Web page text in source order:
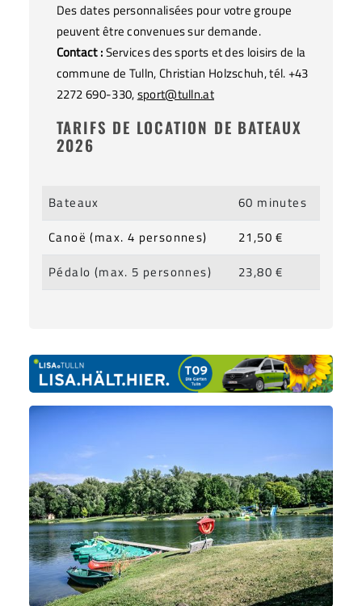
Des dates personnalisées pour votre groupe
peuvent être convenues sur demande.
Contact :Services des sports et des loisirs de la
commune de Tulln, Christian Holzschuh, tél. +43
2272 690-330,sport@tulln.at
TARIFS DE LOCATION DE BATEAUX
2026
Bateaux
60 minutes
Canoë (max. 4 personnes)
21,50 €
Pédalo (max. 5 personnes)
23,80 €